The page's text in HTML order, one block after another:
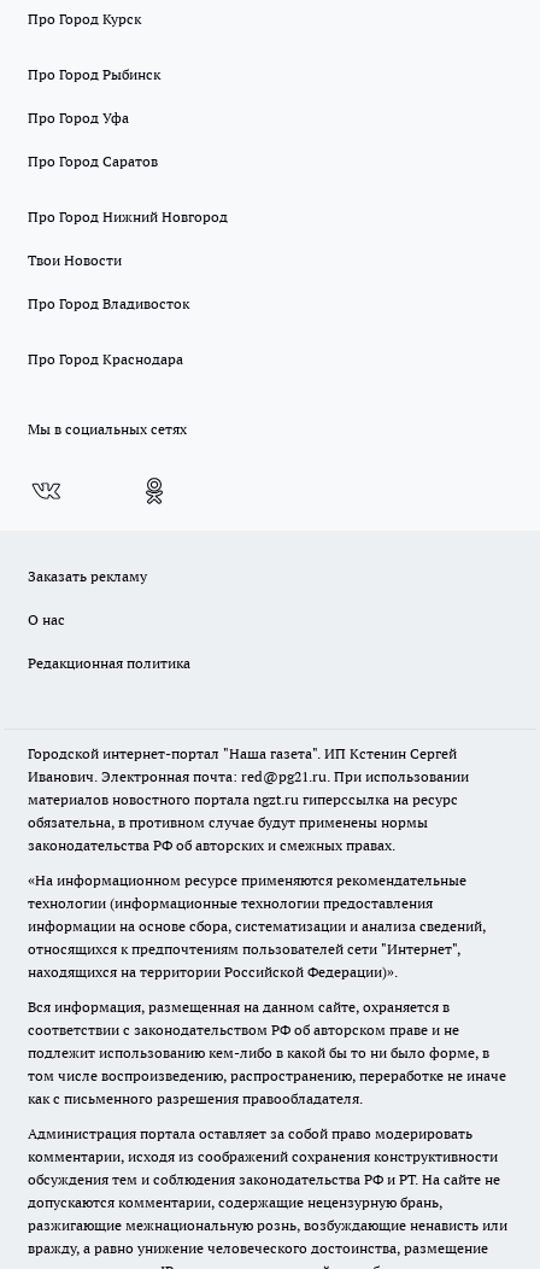
Про Город Курск
Про Город Рыбинск
Про Город Уфа
Про Город Саратов
Про Город Нижний Новгород
Твои Новости
Про Город Владивосток
Про Город Краснодара
Мы в социальных сетях
Заказать рекламу
О нас
Редакционная политика
Городской интернет-портал "Наша газета". ИП Кстенин Сергей
Иванович. Электронная почта: red@pg21.ru. При использовании
материалов новостного портала ngzt.ru гиперссылка на ресурс
обязательна, в противном случае будут применены нормы
законодательства РФ об авторских и смежных правах.
«На информационном ресурсе применяются рекомендательные
технологии (информационные технологии предоставления
информации на основе сбора, систематизации и анализа сведений,
относящихся к предпочтениям пользователей сети "Интернет",
находящихся на территории Российской Федерации)».
Вся информация, размещенная на данном сайте, охраняется в
соответствии с законодательством РФ об авторском праве и не
подлежит использованию кем-либо в какой бы то ни было форме, в
том числе воспроизведению, распространению, переработке не иначе
как с письменного разрешения правообладателя.
Администрация портала оставляет за собой право модерировать
комментарии, исходя из соображений сохранения конструктивности
обсуждения тем и соблюдения законодательства РФ и РТ. На сайте не
допускаются комментарии, содержащие нецензурную брань,
разжигающие межнациональную рознь, возбуждающие ненависть или
вражду, а равно унижение человеческого достоинства, размещение